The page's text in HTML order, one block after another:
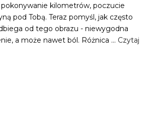
pokonywanie kilometrów, poczucie
pod Tobą. Teraz pomyśl, jak często
od tego obrazu - niewygodna
a może nawet ból. Różnica … Czytaj